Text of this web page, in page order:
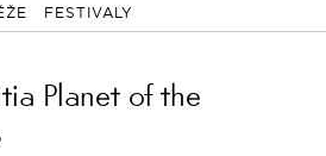
FESTIVALY
Planet of the